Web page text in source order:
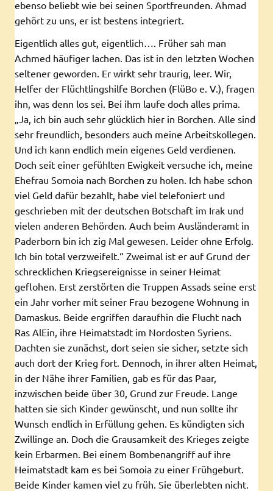
ebenso beliebt wie bei seinen Sportfreunden. Ahmad
gehört zu uns, er ist bestens integriert.
Eigentlich alles gut, eigentlich…. Früher sah man
Achmed häufiger lachen. Das ist in den letzten Wochen
seltener geworden. Er wirkt sehr traurig, leer. Wir,
Helfer der Flüchtlingshilfe Borchen (FlüBo e. V.), fragen
ihn, was denn los sei. Bei ihm laufe doch alles prima.
„Ja, ich bin auch sehr glücklich hier in Borchen. Alle sind
sehr freundlich, besonders auch meine Arbeitskollegen.
Und ich kann endlich mein eigenes Geld verdienen.
Doch seit einer gefühlten Ewigkeit versuche ich, meine
Ehefrau Somoia nach Borchen zu holen. Ich habe schon
viel Geld dafür bezahlt, habe viel telefoniert und
geschrieben mit der deutschen Botschaft im Irak und
vielen anderen Behörden. Auch beim Ausländeramt in
Paderborn bin ich zig Mal gewesen. Leider ohne Erfolg.
Ich bin total verzweifelt.“ Zweimal ist er auf Grund der
schrecklichen Kriegsereignisse in seiner Heimat
geflohen. Erst zerstörten die Truppen Assads seine erst
ein Jahr vorher mit seiner Frau bezogene Wohnung in
Damaskus. Beide ergriffen daraufhin die Flucht nach
Ras AlEin, ihre Heimatstadt im Nordosten Syriens.
Dachten sie zunächst, dort seien sie sicher, setzte sich
auch dort der Krieg fort. Dennoch, in ihrer alten Heimat,
in der Nähe ihrer Familien, gab es für das Paar,
inzwischen beide über 30, Grund zur Freude. Lange
hatten sie sich Kinder gewünscht, und nun sollte ihr
Wunsch endlich in Erfüllung gehen. Es kündigten sich
Zwillinge an. Doch die Grausamkeit des Krieges zeigte
kein Erbarmen. Bei einem Bombenangriff auf ihre
Heimatstadt kam es bei Somoia zu einer Frühgeburt.
Beide Kinder kamen viel zu früh. Sie überlebten nicht.